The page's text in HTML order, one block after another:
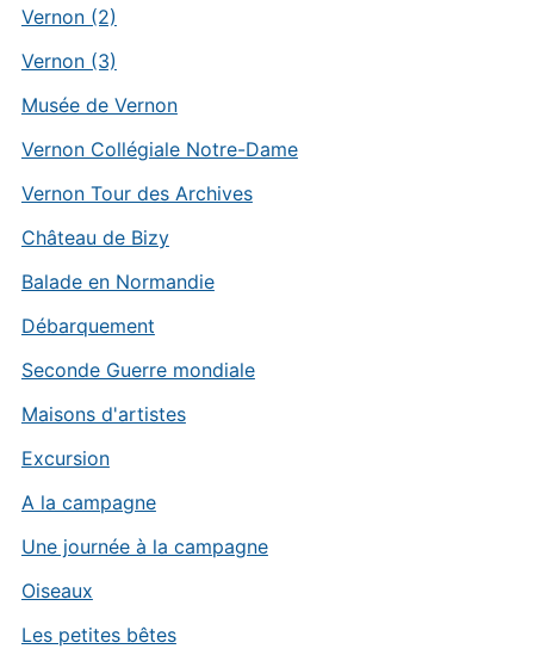
Vernon (2)
Vernon (3)
Musée de Vernon
Vernon Collégiale Notre-Dame
Vernon Tour des Archives
Château de Bizy
Balade en Normandie
Débarquement
Seconde Guerre mondiale
Maisons d'artistes
Excursion
A la campagne
Une journée à la campagne
Oiseaux
Les petites bêtes